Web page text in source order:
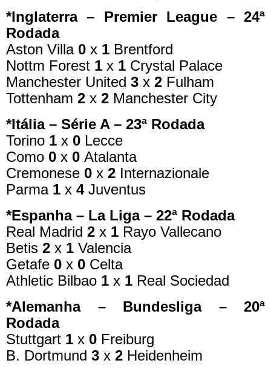
*Inglaterra – Premier League – 24ª
Rodada
Aston Villa 0 x 1 Brentford
Nottm Forest 1 x 1 Crystal Palace
Manchester United 3 x 2 Fulham
Tottenham 2 x 2 Manchester City
*Itália – Série A – 23ª Rodada
Torino 1 x 0 Lecce
Como 0 x 0 Atalanta
Cremonese 0 x 2 Internazionale
Parma 1 x 4Juventus
*Espanha – La Liga – 22ª Rodada
Real Madrid 2 x 1 Rayo Vallecano
Betis 2 x 1 Valencia
Getafe 0 x 0 Celta
Athletic Bilbao 1 x 1 Real Sociedad
*Alemanha – Bundesliga – 20ª
Rodada
Stuttgart 1 x 0 Freiburg
B. Dortmund 3 x 2 Heidenheim